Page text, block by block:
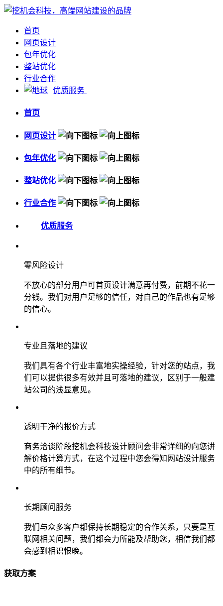
首页
网页设计
包年优化
整站优化
行业合作
优质服务
首页
网页设计
包年优化
整站优化
行业合作
优质服务
零风险设计
不放心的部分用户可首页设计满意再付费，前期不花一
分钱。我们对用户足够的信任，对自己的作品也有足够
的信心。
专业且落地的建议
我们具有各个行业丰富地实操经验，针对您的站点，我
们可以提供很多有效并且可落地的建议，区别于一般建
站公司的浅显意见。
透明干净的报价方式
商务洽谈阶段挖机会科技设计顾问会非常详细的向您讲
解价格计算方式，在这个过程中您会得知网站设计服务
中的所有细节。
长期顾问服务
我们与众多客户都保持长期稳定的合作关系，只要是互
联网相关问题，我们都会力所能及帮助您，相信我们都
会感到相识恨晚。
获取方案